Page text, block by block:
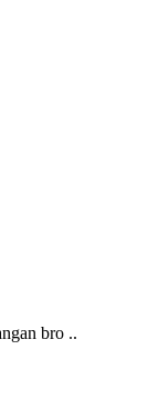
bro ..